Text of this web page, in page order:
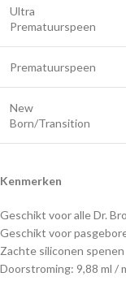
Ultra
Prematuurspeen
Prematuurspeen
New
Born/Transition
Kenmerken
Geschikt voor alle Dr.
Geschikt voor
Zachte siliconen spenen
Doorstroming: 9,88 ml /